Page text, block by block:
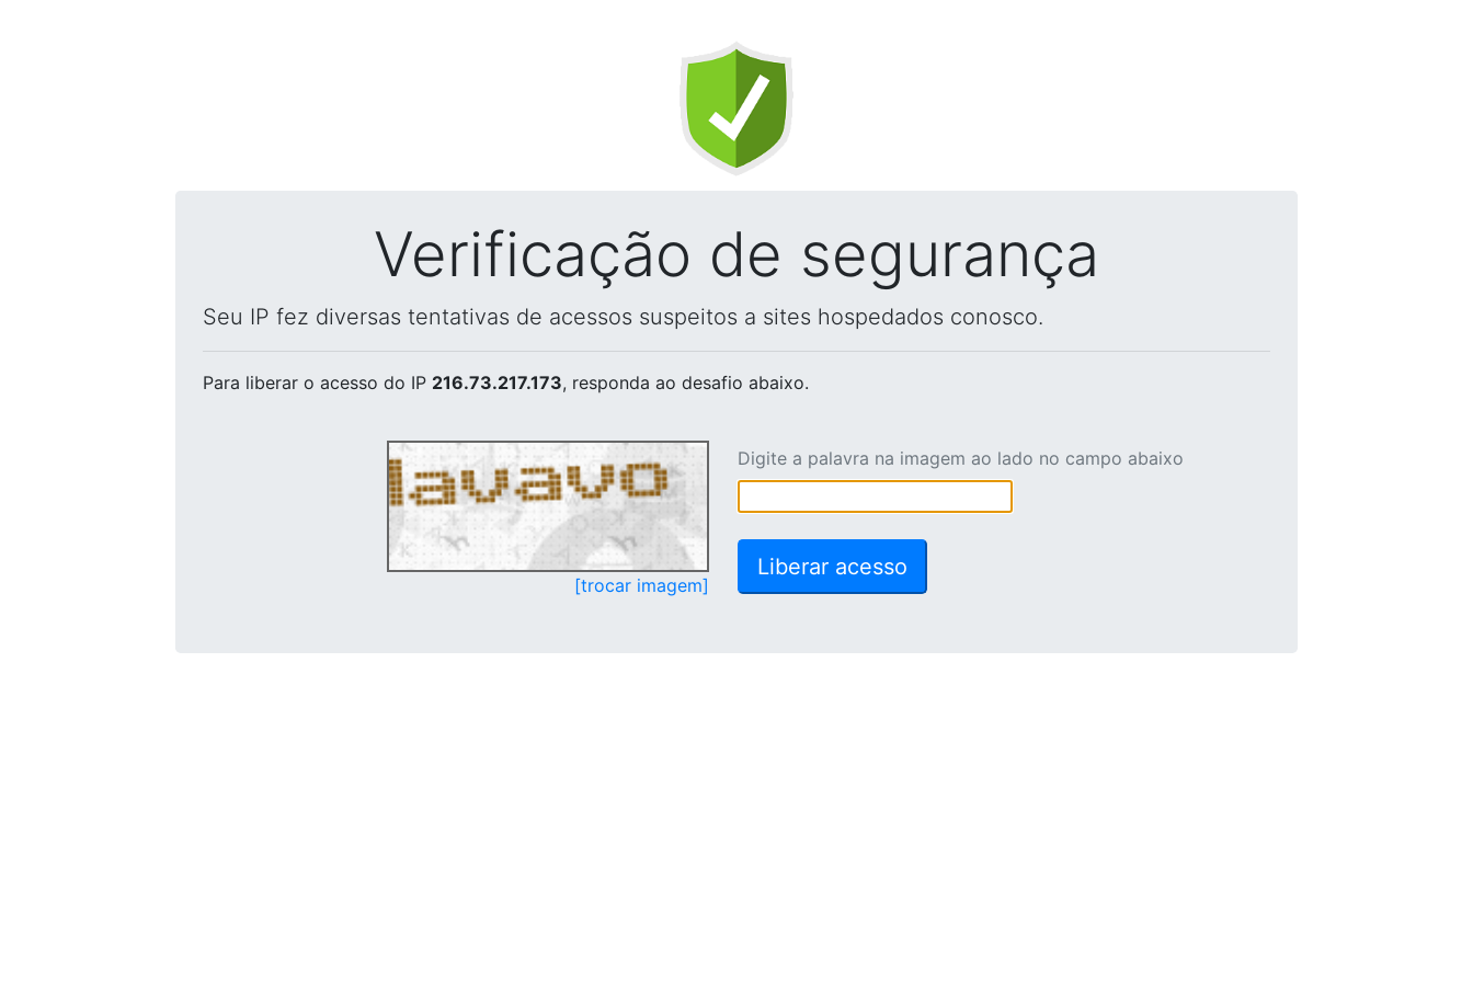
Verificação de segurança
Seu IP fez diversas tentativas de acessos suspeitos a sites hospedados conosco.
Para liberar o acesso do IP 216.73.217.173, responda ao desafio abaixo.
[trocar imagem]
Digite a palavra na imagem ao lado no campo abaixo